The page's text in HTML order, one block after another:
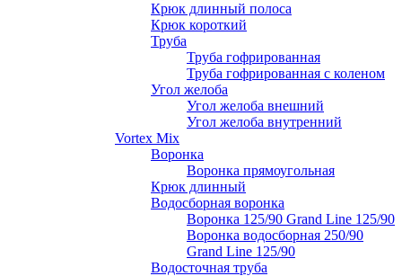
Крюк длинный полоса
Крюк короткий
Труба
Труба гофрированная
Труба гофрированная с коленом
Угол желоба
Угол желоба внешний
Угол желоба внутренний
Vortex Mix
Воронка
Воронка прямоугольная
Крюк длинный
Водосборная воронка
Воронка 125/90 Grand Line 125/90
Воронка водосборная 250/90
Grand Line 125/90
Водосточная труба